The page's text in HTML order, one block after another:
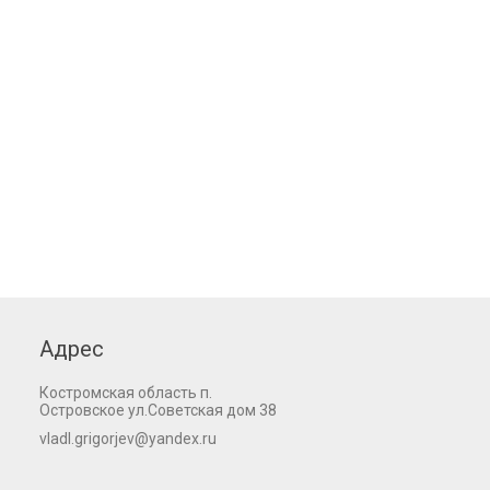
Адрес
Костромская область п.
Островское ул.Советская дом 38
vladl.grigorjev@yandex.ru